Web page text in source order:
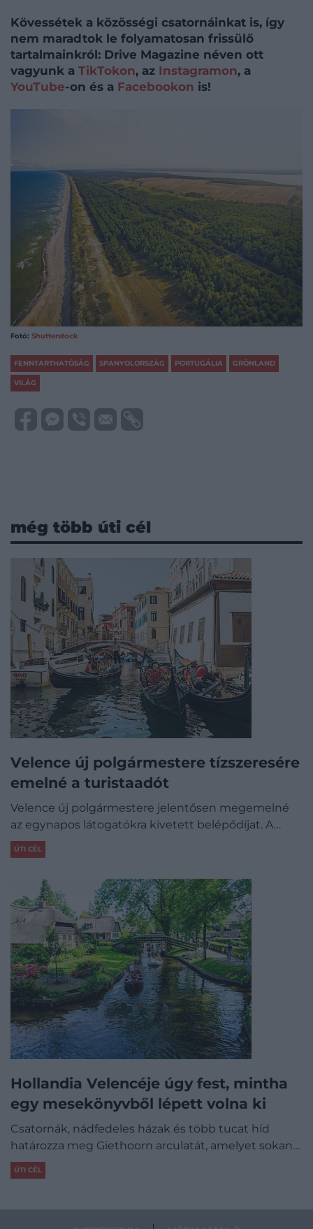
Kövessétek a közösségi csatornáinkat is, így
nem maradtok le folyamatosan frissülő
tartalmainkról: Drive Magazine néven ott
vagyunk a TikTokon, az Instagramon, a
YouTube-on és a Facebookon is!
Fotó: Shutterstock
FENNTARTHATÓSÁG SPANYOLORSZÁG PORTUGÁLIA GRÖNLAND
VILÁG
még több úti cél
Velence új polgármestere tízszeresére
emelné a turistaadót
Velence új polgármestere jelentősen megemelné
az egynapos látogatókra kivetett belépődíjat. A…
ÚTI CÉL
Hollandia Velencéje úgy fest, mintha
egy mesekönyvből lépett volna ki
Csatornák, nádfedeles házak és több tucat híd
határozza meg Giethoorn arculatát, amelyet sokan…
ÚTI CÉL